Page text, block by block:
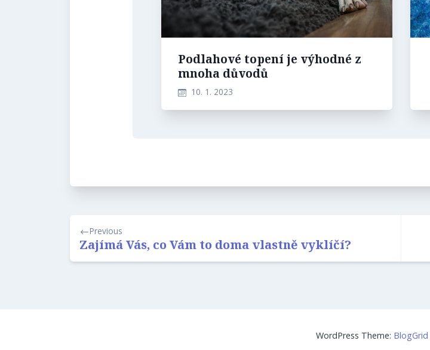
Podlahové topení je výhodné z
mnoha důvodů
10. 1. 2023
Navigace
pro
příspěvek
Previous
Zajímá Vás, co Vám to doma vlastně vyklíčí?
WordPress Theme: BlogGrid